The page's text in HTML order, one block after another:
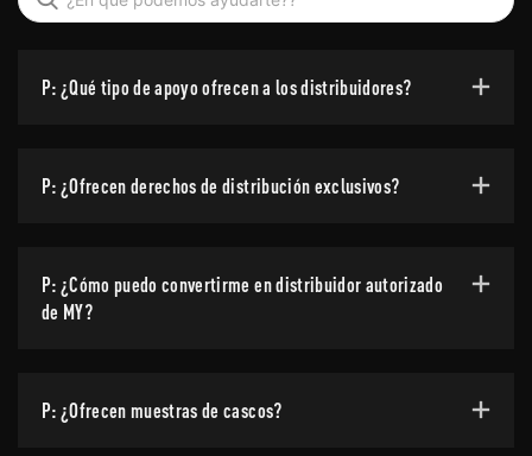
P: ¿Qué tipo de apoyo ofrecen a los distribuidores?
P: ¿Ofrecen derechos de distribución exclusivos?
P: ¿Cómo puedo convertirme en distribuidor autorizado
de MY?
P: ¿Ofrecen muestras de cascos?